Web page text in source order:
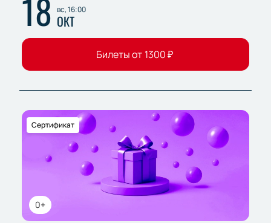
18 вс, 16:00
ОКТ
Билеты от 1300₽
0+
Сертификат